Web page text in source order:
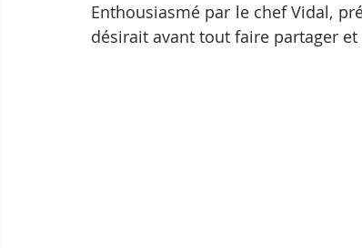
Enthousiasmé par le chef Vidal,
désirait avant tout faire partager